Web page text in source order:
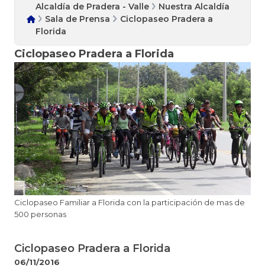
Alcaldía de Pradera - Valle
Nuestra Alcaldía
Sala de Prensa
Ciclopaseo Pradera a
Florida
Ciclopaseo Pradera a Florida
​Ci​clopaseo Familiar a Florida con la participación de mas de
500 personas
Ciclopaseo Pradera a Florida
06/11/2016